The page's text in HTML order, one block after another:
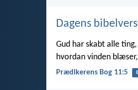
Dagens bibelvers
Gud har skabt alle
hvordan vinden
Prædikerens Bog 11:5